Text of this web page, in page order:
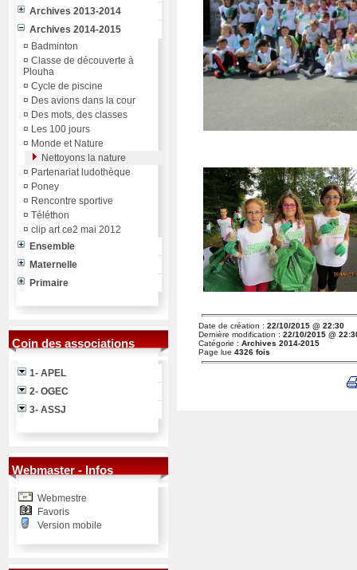
Archives 2013-2014
Archives 2014-2015
¤ Badminton
¤ Classe de découverte à
Plouha
¤ Cycle de piscine
¤ Des avions dans la cour
¤ Des mots, des classes
¤ Les 100 jours
¤ Monde et Nature
Nettoyons la nature
¤ Partenariat ludothèque
¤ Poney
¤ Rencontre sportive
¤ Téléthon
¤ clip art ce2 mai 2012
Ensemble
Maternelle
Primaire
Coin des associations
1- APEL
2- OGEC
3- ASSJ
Webmaster - Infos
Webmestre
Favoris
Version mobile
Date de création : 22/10/2015 @ 22:30
Dernière modification : 22/10/2015 @
Catégorie : Archives 2014-2015
Page lue 4326 fois